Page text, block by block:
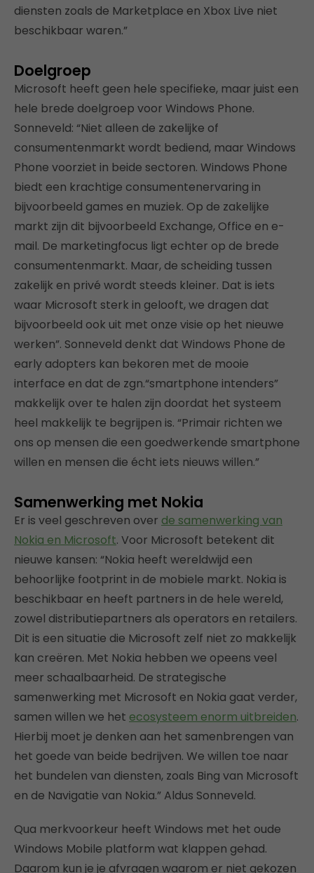
diensten zoals de Marketplace en Xbox Live niet
beschikbaar waren.”
Doelgroep
Microsoft heeft geen hele specifieke, maar juist een
hele brede doelgroep voor Windows Phone.
Sonneveld: “Niet alleen de zakelijke of
consumentenmarkt wordt bediend, maar Windows
Phone voorziet in beide sectoren. Windows Phone
biedt een krachtige consumentenervaring in
bijvoorbeeld games en muziek. Op de zakelijke
markt zijn dit bijvoorbeeld Exchange, Office en e-
mail. De marketingfocus ligt echter op de brede
consumentenmarkt. Maar, de scheiding tussen
zakelijk en privé wordt steeds kleiner. Dat is iets
waar Microsoft sterk in gelooft, we dragen dat
bijvoorbeeld ook uit met onze visie op het nieuwe
werken”. Sonneveld denkt dat Windows Phone de
early adopters kan bekoren met de mooie
interface en dat de zgn.“smartphone intenders”
makkelijk over te halen zijn doordat het systeem
heel makkelijk te begrijpen is. “Primair richten we
ons op mensen die een goedwerkende smartphone
willen en mensen die écht iets nieuws willen.”
Samenwerking met Nokia
Er is veel geschreven over de samenwerking van
Nokia en Microsoft. Voor Microsoft betekent dit
nieuwe kansen: “Nokia heeft wereldwijd een
behoorlijke footprint in de mobiele markt. Nokia is
beschikbaar en heeft partners in de hele wereld,
zowel distributiepartners als operators en retailers.
Dit is een situatie die Microsoft zelf niet zo makkelijk
kan creëren. Met Nokia hebben we opeens veel
meer schaalbaarheid. De strategische
samenwerking met Microsoft en Nokia gaat verder,
samen willen we het ecosysteem enorm uitbreiden.
Hierbij moet je denken aan het samenbrengen van
het goede van beide bedrijven. We willen toe naar
het bundelen van diensten, zoals Bing van Microsoft
en de Navigatie van Nokia.” Aldus Sonneveld.
Qua merkvoorkeur heeft Windows met het oude
Windows Mobile platform wat klappen gehad.
Daarom kun je je afvragen waarom er niet gekozen